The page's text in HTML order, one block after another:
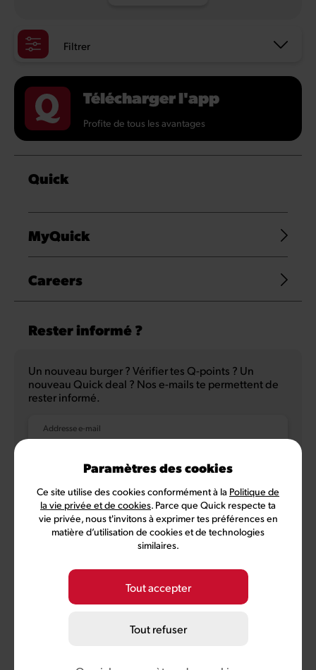
Filtrer
Télécharger l'app
Profite de tous les avantages
Quick
MyQuick
Careers
Rester informé ?
Un nouveau burger ? Vérifier tes Q-points ? Un
nouveau Quick deal ? Nos e-mails te permettent de
rester informé.
Addresse e-mail
NL
Conditions MyQuick
Préférences des cookies
Quick, membre de Comeos et Bemora
Paramètres des cookies
Ce site utilise des cookies conformément à la Politique de
la vie privée et de cookies. Parce que Quick respecte ta
vie privée, nous t'invitons à exprimer tes préférences en
matière d’utilisation de cookies et de technologies
similaires.
Tout accepter
Tout refuser